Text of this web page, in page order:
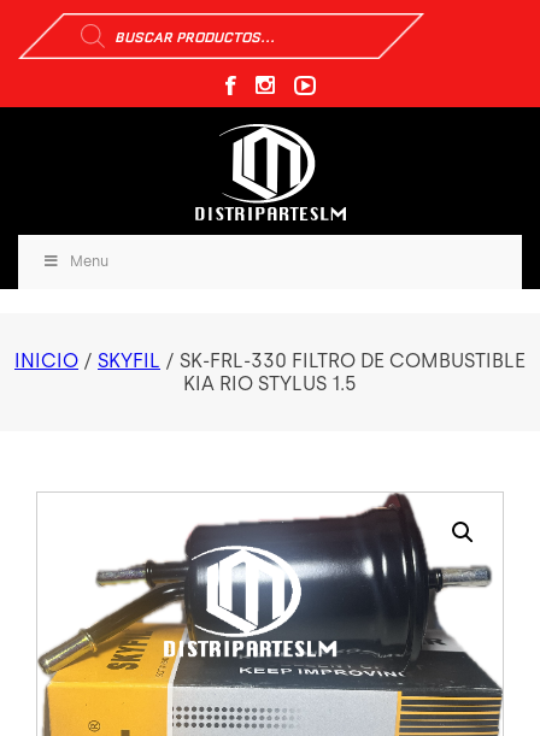
Búsqueda
de
productos
Menu
INICIO / SKYFIL / SK-FRL-330 FILTRO DE COMBUSTIBLE
KIA RIO STYLUS 1.5